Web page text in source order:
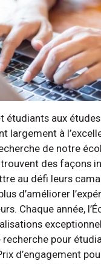
étudiants aux
largement à
de notre
des façons
au défi leurs
d’améliorer
Chaque année,
recherche pour
d’engagement